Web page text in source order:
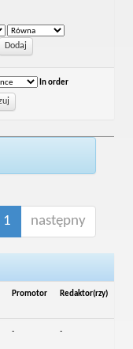
In order
1 następny
Promotor Redaktor(rzy)
- -